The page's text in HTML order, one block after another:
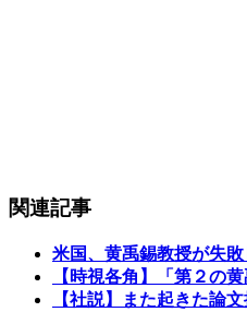
関連記事
米国、黄禹錫教授が失
【時視各角】「第２の
【社説】また起きた論